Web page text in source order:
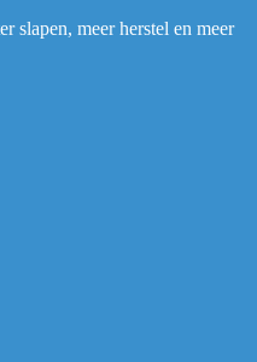
slapen, meer herstel en meer